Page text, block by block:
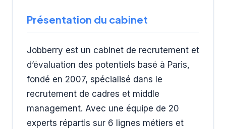
Présentation du cabinet
Jobberry est un cabinet de recrutement et
d’évaluation des potentiels basé à Paris,
fondé en 2007, spécialisé dans le
recrutement de cadres et middle
management. Avec une équipe de 20
experts répartis sur 6 lignes métiers et